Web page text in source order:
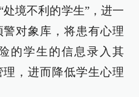
境不利的学生”，进一
对象库，将患有心理
的学生的信息录入其
，进而降低学生心理